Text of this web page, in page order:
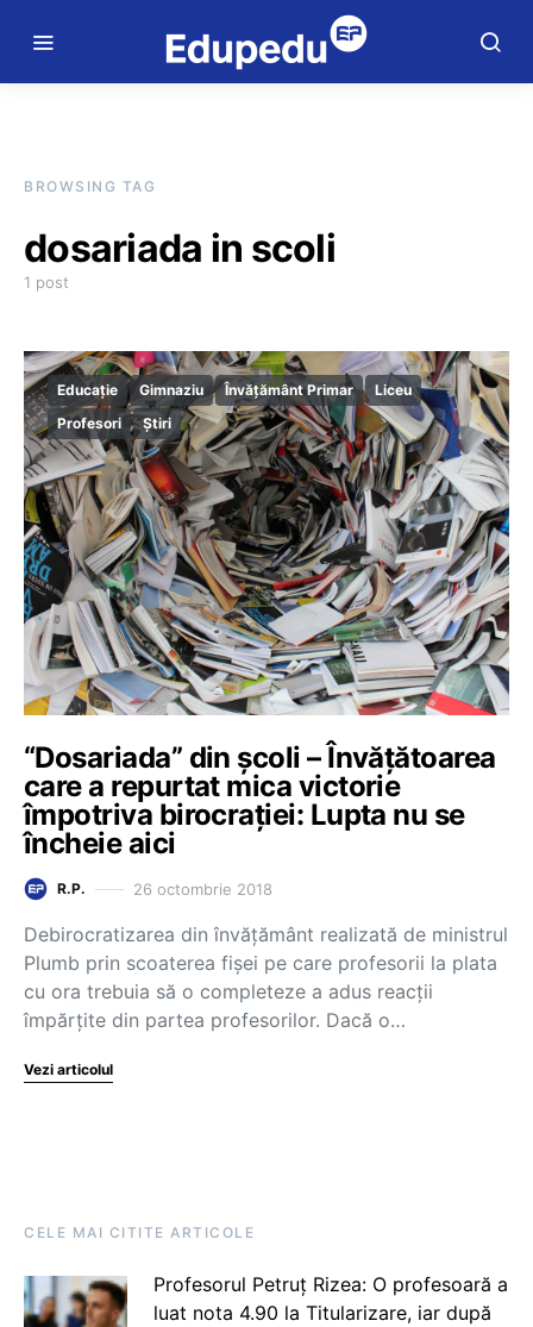
BROWSING TAG
dosariada in scoli
1 post
Educație Gimnaziu Învățământ Primar
Liceu
Profesori
Știri
“Dosariada” din școli – Învățătoarea
care a repurtat mica victorie
împotriva birocrației: Lupta nu se
încheie aici
R.P. 26 octombrie 2018
Debirocratizarea din învățământ realizată de ministrul
Plumb prin scoaterea fișei pe care profesorii la plata
cu ora trebuia să o completeze a adus reacții
împărțite din partea profesorilor. Dacă o…
Vezi articolul
CELE MAI CITITE ARTICOLE
Profesorul Petruț Rizea: O profesoară a
luat nota 4.90 la Titularizare, iar după